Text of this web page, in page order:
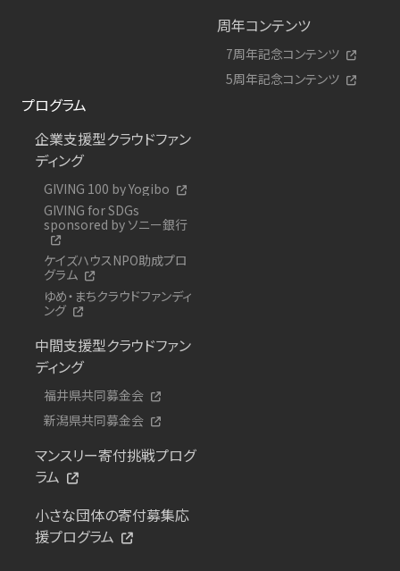
周年コンテンツ
7周年記念コンテンツ
5周年記念コンテンツ
プログラム
企業支援型クラウドファン
ディング
GIVING 100 by Yogibo
GIVING for SDGs
sponsored by ソニー銀行
ケイズハウスNPO助成プロ
グラム
ゆめ・まちクラウドファンディ
ング
中間支援型クラウドファン
ディング
福井県共同募金会
新潟県共同募金会
マンスリー寄付挑戦プログ
ラム
小さな団体の寄付募集応
援プログラム